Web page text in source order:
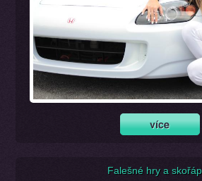
Falešné hry a